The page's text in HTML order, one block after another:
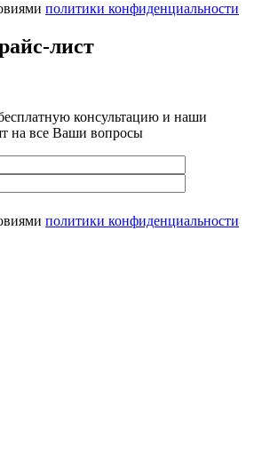
политики конфиденциальности
лист
консультацию и наши
на все Ваши вопросы
политики конфиденциальности